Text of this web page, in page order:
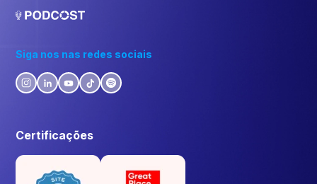
Siga nos nas redes sociais
Certificações